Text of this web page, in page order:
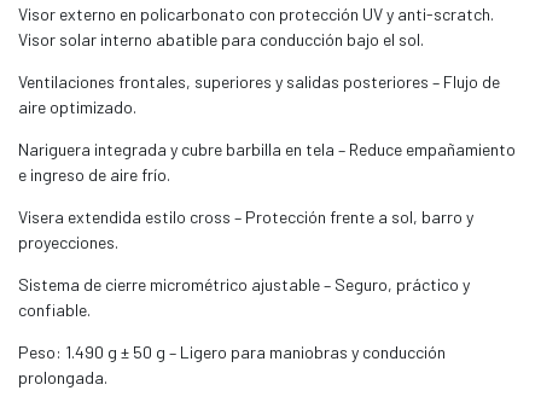
Visor externo en policarbonato con protección UV y anti-scratch.
Visor solar interno abatible para conducción bajo el sol.
Ventilaciones frontales, superiores y salidas posteriores – Flujo de
aire optimizado.
Nariguera integrada y cubre barbilla en tela – Reduce empañamiento
e ingreso de aire frío.
Visera extendida estilo cross – Protección frente a sol, barro y
proyecciones.
Sistema de cierre micrométrico ajustable – Seguro, práctico y
confiable.
Peso: 1.490 g ± 50 g – Ligero para maniobras y conducción
prolongada.